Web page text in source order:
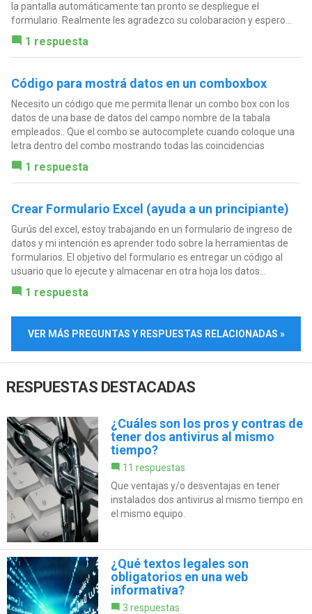
la pantalla automáticamente tan pronto se despliegue el
formulario. Realmente les agradezco su colobaracion y espero...
1 respuesta
Código para mostrá datos en un comboxbox
Necesito un código que me permita llenar un combo box con los
datos de una base de datos del campo nombre de la tabala
empleados.. Que el combo se autocomplete cuando coloque una
letra dentro del combo mostrando todas las coincidencias
1 respuesta
Crear Formulario Excel (ayuda a un principiante)
Gurús del excel, estoy trabajando en un formulario de ingreso de
datos y mi intención es aprender todo sobre la herramientas de
formularios. El objetivo del formulario es entregar un código al
usuario que lo ejecute y almacenar en otra hoja los datos...
1 respuesta
VER MÁS PREGUNTAS Y RESPUESTAS RELACIONADAS »
RESPUESTAS DESTACADAS
¿Cuáles son los pros y contras de
tener dos antivirus al mismo
tiempo?
11 respuestas
Que ventajas y/o desventajas en tener
instalados dos antivirus al mismo tiempo en
el mismo equipo.
¿Qué textos legales son
obligatorios en una web
informativa?
3 respuestas